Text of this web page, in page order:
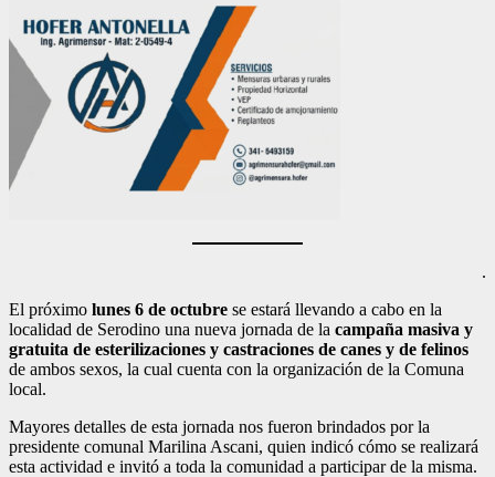
.
El próximo lunes 6 de octubre se estará llevando a cabo en la
localidad de Serodino una nueva jornada de la campaña masiva y
gratuita de esterilizaciones y castraciones de canes y de felinos
de ambos sexos, la cual cuenta con la organización de la Comuna
local.
Mayores detalles de esta jornada nos fueron brindados por la
presidente comunal Marilina Ascani, quien indicó cómo se realizará
esta actividad e invitó a toda la comunidad a participar de la misma.